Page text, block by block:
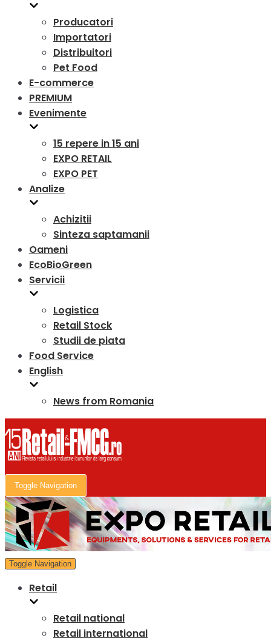
Producatori
Importatori
Distribuitori
Pet Food
E-commerce
PREMIUM
Evenimente
15 repere in 15 ani
EXPO RETAIL
EXPO PET
Analize
Achizitii
Sinteza saptamanii
Oameni
EcoBioGreen
Servicii
Logistica
Retail Stock
Studii de piata
Food Service
English
News from Romania
Toggle Navigation
Toggle Navigation
Retail
Retail national
Retail international